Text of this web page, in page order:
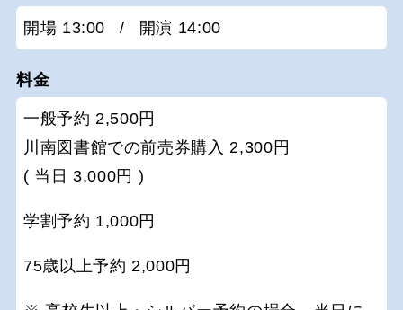
開場 13:00 / 開演 14:00
料金
一般予約 2,500円
川南図書館での前売券購入 2,300円
( 当日 3,000円 )
学割予約 1,000円
75歳以上予約 2,000円